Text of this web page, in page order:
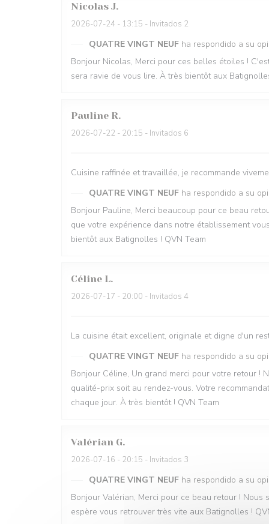
Nicolas J
2026-07-24 - 13:15 - Invitados 2
QUATRE VINGT NEUF ha respondido a su
Bonjour Nicolas, Merci pour ces belles étoiles !
sera ravie de vous lire. À très bientôt aux
Pauline R
2026-07-22 - 20:15 - Invitados 6
Cuisine raffinée et travaillée, je recommande
QUATRE VINGT NEUF ha respondido a su
Bonjour Pauline, Merci beaucoup pour ce beau
que votre expérience dans notre établissement
bientôt aux Batignolles ! QVN Team
Céline L
2026-07-17 - 20:00 - Invitados 4
La cuisine était excellent, originale et digne d'un
QUATRE VINGT NEUF ha respondido a su
Bonjour Céline, Un grand merci pour votre retour !
qualité-prix soit au rendez-vous. Votre
chaque jour. À très bientôt ! QVN Team
Valérian G
2026-07-16 - 20:15 - Invitados 3
QUATRE VINGT NEUF ha respondido a su
Bonjour Valérian, Merci pour ce beau retour !
espère vous retrouver très vite aux Batignolles !